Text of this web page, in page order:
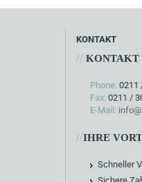
KONTAKT
//KONTAKT
Phone: 0211
Fax: 0211 /
E-Mail:
//IHRE
Schneller